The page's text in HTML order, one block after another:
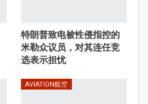
特朗普致电被性侵指控的
米勒众议员，对其连任竞
选表示担忧
AVIATION航空